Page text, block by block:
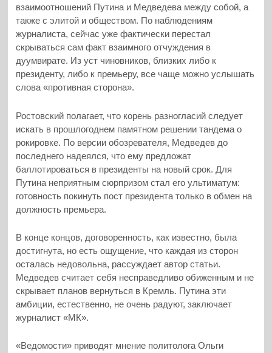
взаимоотношений Путина и Медведева между собой, а
также с элитой и обществом. По наблюдениям
журналиста, сейчас уже фактически перестал
скрываться сам факт взаимного отчуждения в
дуумвирате. Из уст чиновников, близких либо к
президенту, либо к премьеру, все чаще можно услышать
слова «противная сторона».
Ростовский полагает, что корень разногласий следует
искать в прошлогоднем памятном решении тандема о
рокировке. По версии обозревателя, Медведев до
последнего надеялся, что ему предложат
баллотироваться в президенты на новый срок. Для
Путина неприятным сюрпризом стал его ультиматум:
готовность покинуть пост президента только в обмен на
должность премьера.
В конце концов, договоренность, как известно, была
достигнута, но есть ощущение, что каждая из сторон
осталась недовольна, рассуждает автор статьи.
Медведев считает себя несправедливо обиженным и не
скрывает планов вернуться в Кремль. Путина эти
амбиции, естественно, не очень радуют, заключает
журналист «МК».
«Ведомости» приводят мнение политолога Ольги